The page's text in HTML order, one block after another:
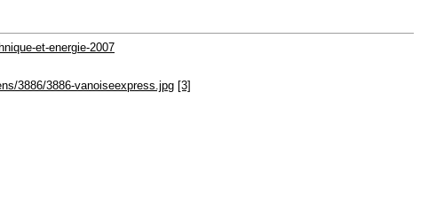
et-energie-2007
3886/3886-vanoiseexpress.jpg [3]